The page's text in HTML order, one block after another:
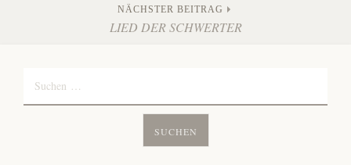
NavigationNÄCHSTER BEITRAG
LIED DER SCHWERTER